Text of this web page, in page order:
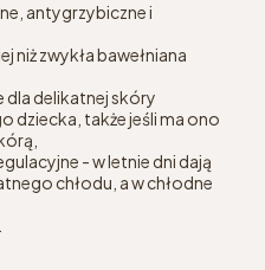
antygrzybiczne i
niż zwykła bawełniana
dla delikatnej skóry
dziecka, także jeśli ma ono
- w letnie dni dają
chłodu, a w chłodne